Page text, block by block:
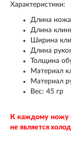
Характеристики:
Длина
Длина
Ширина
Длина
Толщина
Материал
Материал
Вес: 45 гр
К каждому ножу
не является